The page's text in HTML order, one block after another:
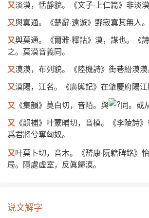
又淡漠，恬靜貌。《文子·上仁篇》非淡漠
又與寞通。《楚辭·遠遊》野寂寞其無人。
又與莫通。《爾雅·釋詁》漠，謀也。《
之。莫漠音義同。
又漠漠，布列貌。《陸機詩》街巷紛漠漠
又漠陽，江名。《廣輿記》在肇慶府陽江
又 《集韻》莫白切，音陌。與
同。或
又 《韻補》叶蒙晡切，音模。《李陵詩》
爲君將兮奪匈奴。
又叶莫卜切，音木。《嵆康·阮籍碑銘》怡
局。隱處虛室，反眞歸漠。
说文解字